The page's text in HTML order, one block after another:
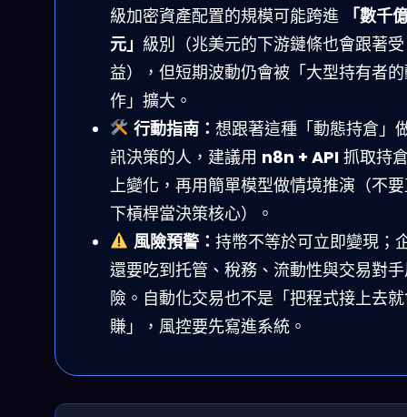
級加密資產配置的規模可能跨進
「數千
元」 級別（兆美元的下游鏈條也會跟著受
益），但短期波動仍會被「大型持有者
作」擴大。
行動指南： 想跟著這種「動態持倉」
訊決策的人，建議用 n8n + API 抓取持
上變化，再用簡單模型做情境推演（不
下槓桿當決策核心）。
風險預警： 持幣不等於可立即變現；
還要吃到托管、稅務、流動性與交易對
險。自動化交易也不是「把程式接上去
賺」，風控要先寫進系統。